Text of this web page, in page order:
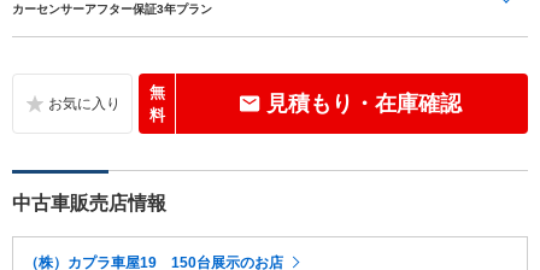
カーセンサーアフター保証3年プラン
無
料
見積もり・在庫確認
中古車販売店情報
（株）カプラ車屋19 150台展示のお店